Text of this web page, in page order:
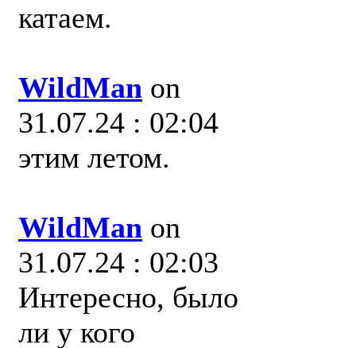
катаем.
WildMan on
31.07.24 : 02:04
этим летом.
WildMan on
31.07.24 : 02:03
Интересно, было
ли у кого